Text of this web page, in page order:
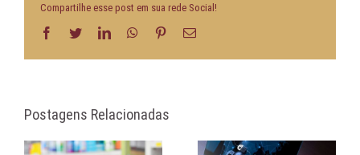
Compartilhe esse post em sua rede Social!
Facebook
TwitterLinkedInWhatsApp
Pinterest
E-
Postagens Relacionadas